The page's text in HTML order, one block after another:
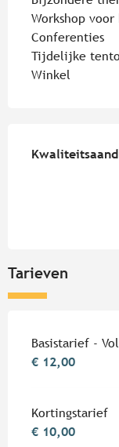
Workshop
Conferenties
Tijdelijke
Winkel
Tarieven
Tarieven 2026
Basistarief -
€ 12,00
Kortingstarief
€ 10,00